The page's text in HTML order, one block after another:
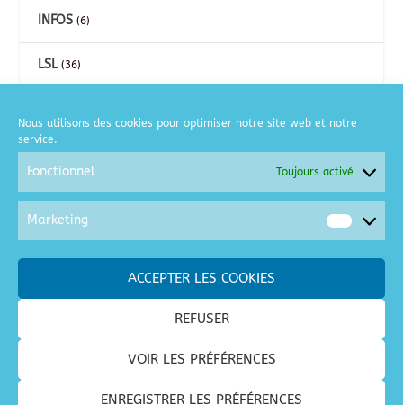
Nous utilisons des cookies pour optimiser notre site web et notre
service.
Fonctionnel Toujours activé
Marketing
ACCEPTER LES COOKIES
REFUSER
VOIR LES PRÉFÉRENCES
ENREGISTRER LES PRÉFÉRENCES
INFOS (6)
LSL(36)
COURSE A PIED(2)
GOLF
MOTO(2)
SORTIES / LOISIRS(128)